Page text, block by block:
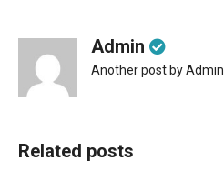
Admin
Another post by Admin
Related posts